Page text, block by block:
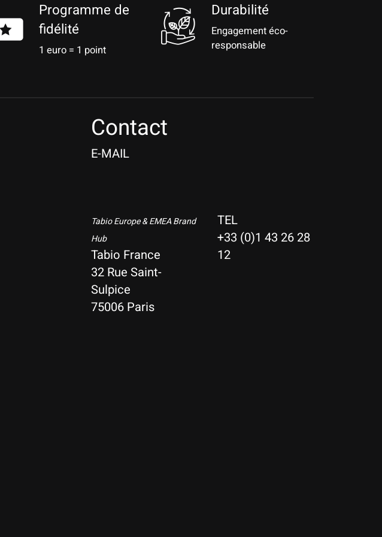
Programme de
fidélité
1 euro = 1 point
Durabilité
Engagement éco-
responsable
Contact
E-MAIL
Tabio Europe & EMEA Brand
Hub
Tabio France
32 Rue Saint-
Sulpice
75006 Paris
TEL
+33 (0)1 43 26 28
12